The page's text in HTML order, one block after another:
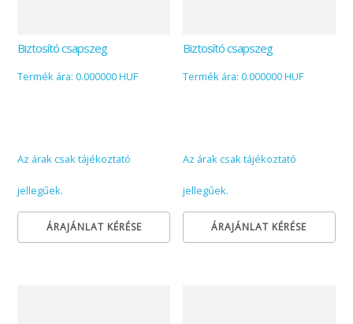
Biztosító csapszeg
Termék ára: 0.000000 HUF
Az árak csak tájékoztató
jellegűek.
ÁRAJÁNLAT KÉRÉSE
Biztosító csapszeg
Termék ára: 0.000000 HUF
Az árak csak tájékoztató
jellegűek.
ÁRAJÁNLAT KÉRÉSE